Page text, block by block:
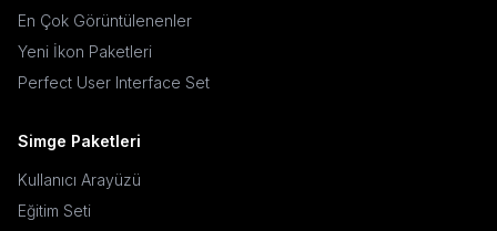
En Çok Görüntülenenler
Yeni İkon Paketleri
Perfect User Interface Set
Simge Paketleri
Kullanıcı Arayüzü
Eğitim Seti